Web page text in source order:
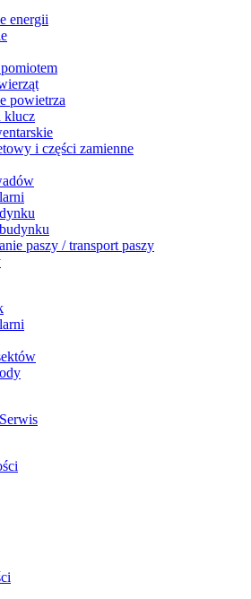
energii
powietrza
klucz
i części zamienne
paszy / transport paszy